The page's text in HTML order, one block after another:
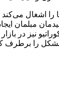
را اشغال
مبلمان
نیز در
را برطرف